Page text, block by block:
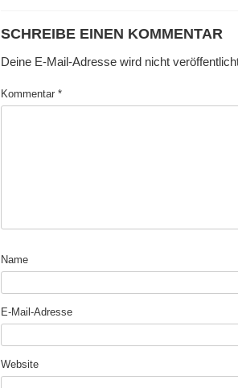
SCHREIBE EINEN KOMMENTAR
Deine E-Mail-Adresse wird nicht
Kommentar *
Name
E-Mail-Adresse
Website